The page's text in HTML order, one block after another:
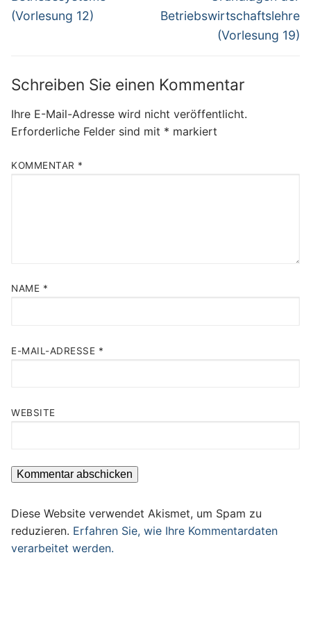
post:
(Vorlesung 12)
post:
Betriebswirtschaftslehre
(Vorlesung 19)
Schreiben Sie einen Kommentar
Ihre E-Mail-Adresse wird nicht veröffentlicht.
Erforderliche Felder sind mit * markiert
KOMMENTAR *
NAME *
E-MAIL-ADRESSE *
WEBSITE
Diese Website verwendet Akismet, um Spam zu
reduzieren. Erfahren Sie, wie Ihre Kommentardaten
verarbeitet werden.